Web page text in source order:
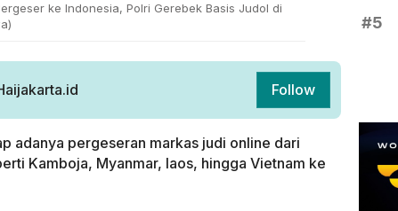
ke Indonesia, Polri Gerebek Basis Judol di
Follow
adanya pergeseran markas judi online dari
Kamboja, Myanmar, laos, hingga Vietnam ke
#5